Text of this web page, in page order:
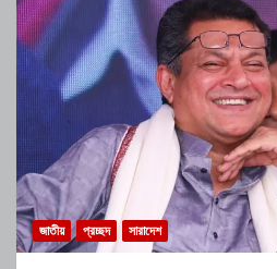
জাতীয় প্রচ্ছদ সারাদেশ